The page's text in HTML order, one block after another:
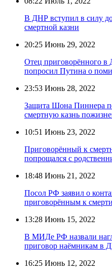
В ДНР вступил в силу
смертной казни
20:25 Июнь 29, 2022
Отец приговорённого в
попросил Путина о
23:53 Июнь 28, 2022
Защита Шона Пиннера
смертную казнь
10:51 Июнь 23, 2022
Приговорённый к
попрощался с
18:48 Июнь 21, 2022
Посол РФ заявил о
приговорённым к
13:28 Июнь 15, 2022
В МИДе РФ назвали
приговор наёмникам в
16:25 Июнь 12, 2022